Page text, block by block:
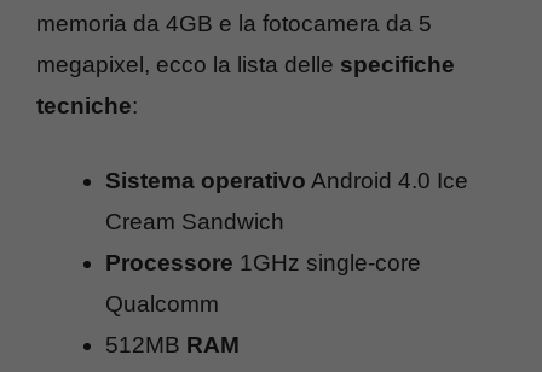
memoria da 4GB e la fotocamera da 5
megapixel, ecco la lista delle specifiche
tecniche:
Sistema operativo Android 4.0 Ice
Cream Sandwich
Processore 1GHz single-core
Qualcomm
512MB RAM